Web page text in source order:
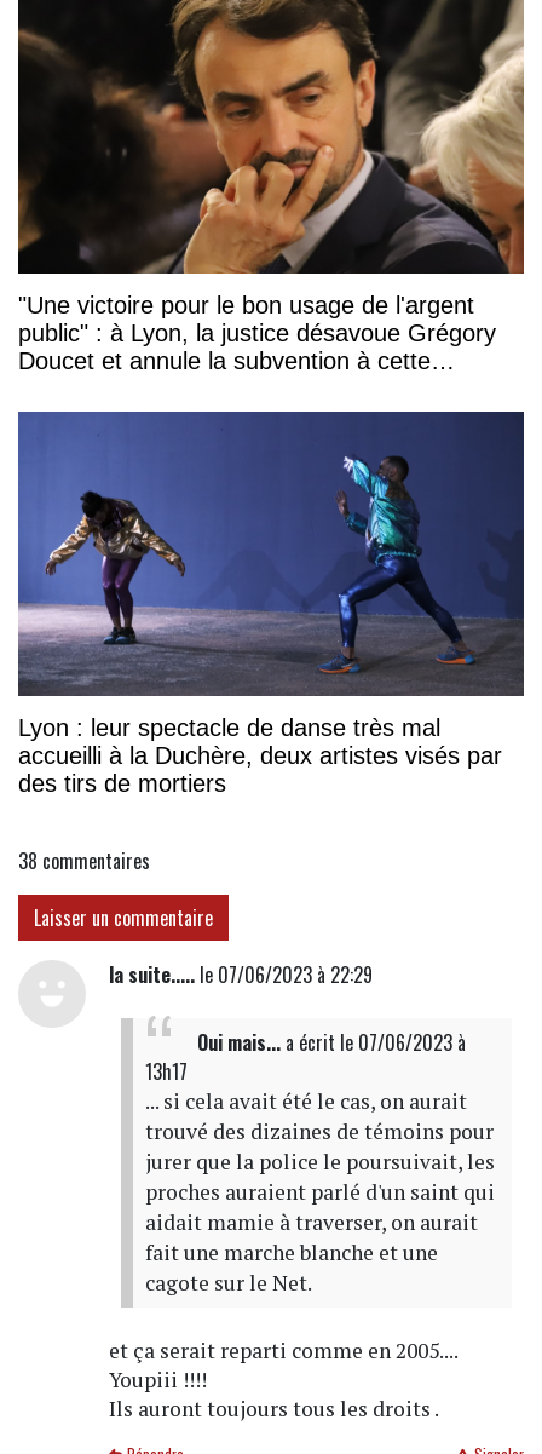
"Une victoire pour le bon usage de l'argent
public" : à Lyon, la justice désavoue Grégory
Doucet et annule la subvention à cette
Lyon : leur spectacle de danse très mal
accueilli à la Duchère, deux artistes visés par
des tirs de mortiers
38 commentaires
Laisser un commentaire
la suite.....le 07/06/2023 à 22:29
Oui mais...a écrit le 07/06/2023 à
13h17
... si cela avait été le cas, on aurait
trouvé des dizaines de témoins pour
jurer que la police le poursuivait, les
proches auraient parlé d'un saint qui
aidait mamie à traverser, on aurait
fait une marche blanche et une
cagote sur le Net.
et ça serait reparti comme en 2005....
Youpiii !!!!
Ils auront toujours tous les droits .